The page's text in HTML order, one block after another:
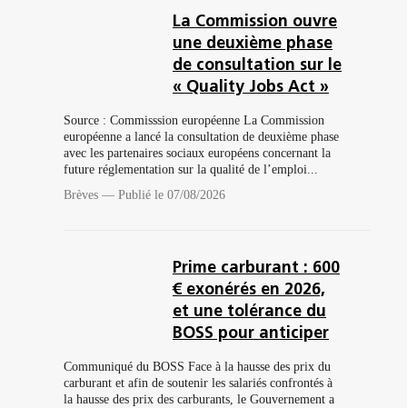
La Commission ouvre
une deuxième phase
de consultation sur le
« Quality Jobs Act »
Source : Commisssion européenne La Commission
européenne a lancé la consultation de deuxième phase
avec les partenaires sociaux européens concernant la
future réglementation sur la qualité de l’emploi...
Brèves — Publié le 07/08/2026
Prime carburant : 600
€ exonérés en 2026,
et une tolérance du
BOSS pour anticiper
Communiqué du BOSS Face à la hausse des prix du
carburant et afin de soutenir les salariés confrontés à
la hausse des prix des carburants, le Gouvernement a